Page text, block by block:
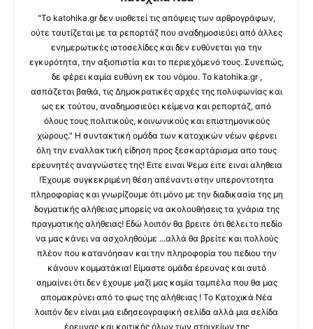
"Το katohika.gr δεν υιοθετεί τις απόψεις των αρθρογράφων,
ούτε ταυτίζεται με τα ρεπορτάζ που αναδημοσιεύει από άλλες
ενημερωτικές ιστοσελίδες και δεν ευθύνεται για την
εγκυρότητα, την αξιοπιστία και το περιεχόμενό τους. Συνεπώς,
δε φέρει καμία ευθύνη εκ του νόμου. Το katohika.gr ,
ασπάζεται βαθιά, τις Δημοκρατικές αρχές της πολυφωνίας και
ως εκ τούτου, αναδημοσιεύει κείμενα και ρεπορτάζ, από
όλους τους πολιτικούς, κοινωνικούς και επιστημονικούς
χώρους." Η συντακτική ομάδα των κατοχικών νέων φέρνει
όλη την εναλλακτική είδηση προς ξεσκαρτάρισμα απο τους
ερευνητές αναγνώστες της! Ειτε ειναι Ψεμα ειτε ειναι αληθεια
!Έχουμε συγκεκριμένη θέση απέναντι στην υπεροντοτητα
πληροφορίας και γνωρίζουμε ότι μόνο με την διαδικασία της μη
δογματικής αλήθειας μπορείς να ακολουθήσεις τα χνάρια της
πραγματικής αλήθειας! Εδώ λοιπόν θα βρειτε ότι θέλει το πεδίο
να μας κάνει να ασχοληθούμε ...αλλά θα βρείτε και πολλούς
πλέον που κατανόησαν και την πληροφορία του πεδιου την
κάνουν κομματάκια! Είμαστε ομάδα έρευνας και αυτό
σημαίνει ότι δεν έχουμε μαζί μας καμία ταμπέλα που θα μας
απομακρύνει από το φως της αλήθειας ! Το Κατοχικά Νέα
λοιπόν δεν είναι μια ειδησεογραφική σελίδα αλλά μια σελίδα
έρευνας και κριτικής όλων των στοιχείων της